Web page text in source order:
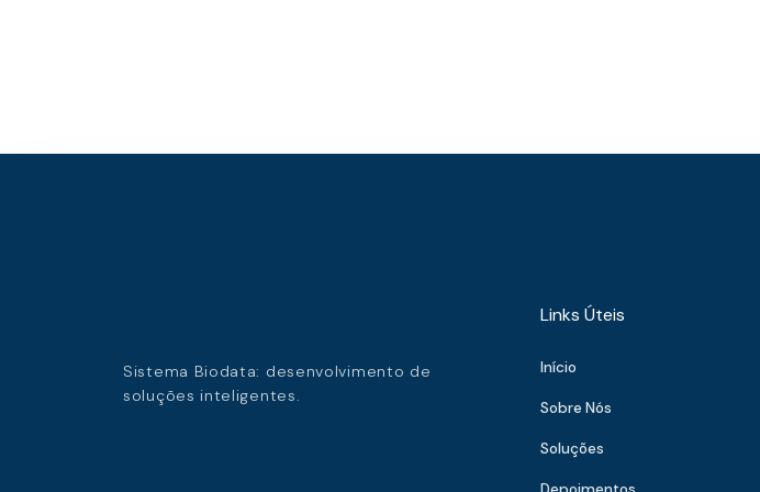
Sistema Biodata: desenvolvimento de
soluções inteligentes.
Links Úteis
Início
Sobre Nós
Soluções